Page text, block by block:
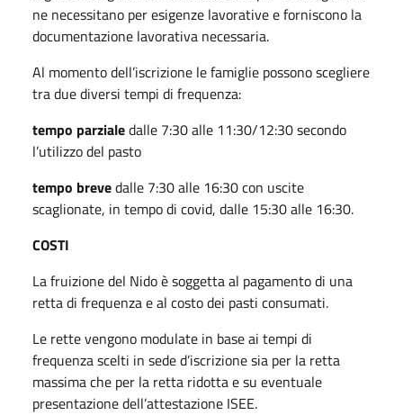
ne necessitano per esigenze lavorative e forniscono la
documentazione lavorativa necessaria.
Al momento dell’iscrizione le famiglie possono scegliere
tra due diversi tempi di frequenza:
tempo parzialedalle 7:30 alle 11:30/12:30 secondo
l’utilizzo del pasto
tempo brevedalle 7:30 alle 16:30 con uscite
scaglionate, in tempo di covid, dalle 15:30 alle 16:30.
COSTI
La fruizione del Nido è soggetta al pagamento di una
retta di frequenza e al costo dei pasti consumati.
Le rette vengono modulate in base ai tempi di
frequenza scelti in sede d’iscrizione sia per la retta
massima che per la retta ridotta e su eventuale
presentazione dell’attestazione ISEE.